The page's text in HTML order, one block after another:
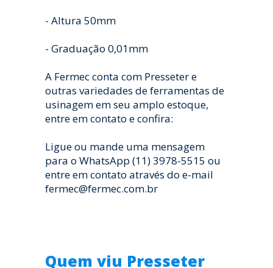
- Altura 50mm
- Graduação 0,01mm
A Fermec conta com Presseter e
outras variedades de ferramentas de
usinagem em seu amplo estoque,
entre em contato e confira:
Ligue ou mande uma mensagem
para o WhatsApp (11) 3978-5515 ou
entre em contato através do e-mail
fermec@fermec.com.br
Quem viu Presseter